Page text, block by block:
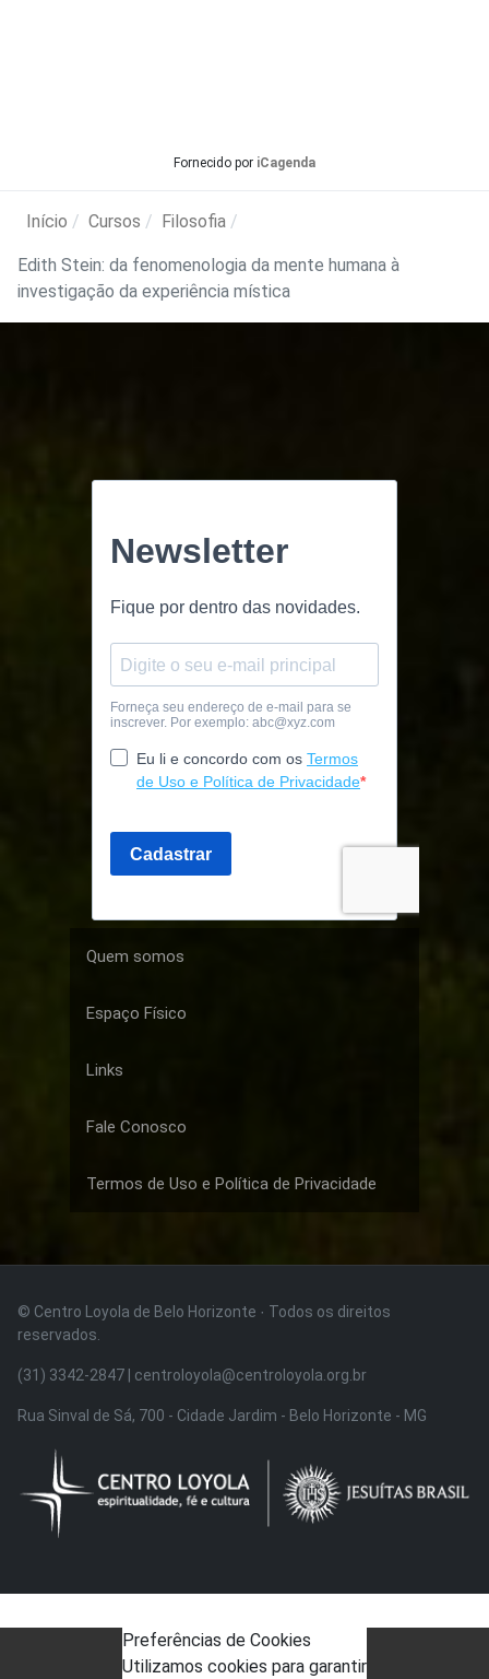
Fornecido por iCagenda
Início Cursos Filosofia
Edith Stein: da fenomenologia da mente humana à
investigação da experiência mística
Quem somos
Espaço Físico
Links
Fale Conosco
Termos de Uso e Política de Privacidade
© Centro Loyola de Belo Horizonte · Todos os direitos
reservados.
(31) 3342-2847 | centroloyola@centroloyola.org.br
Rua Sinval de Sá, 700 - Cidade Jardim - Belo Horizonte - MG
Preferências de Cookies
Utilizamos cookies para garantir